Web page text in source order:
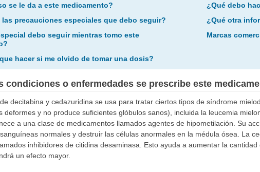
se le da a este medicamento?
las precauciones especiales que debo seguir?
debo seguir mientras tomo este
hacer si me olvido de tomar una dosis?
¿Qué debo
¿Qué otra
Marcas
condiciones o enfermedades se prescribe este
decitabina y cedazuridina se usa para tratar ciertos tipos de síndrome
deformes y no produce suficientes glóbulos sanos), incluida la leucemia
a una clase de medicamentos llamados agentes de hipometilación. Su
normales y destruir las células anormales en la médula ósea. La
inhibidores de citidina desaminasa. Esto ayuda a aumentar la
un efecto mayor.